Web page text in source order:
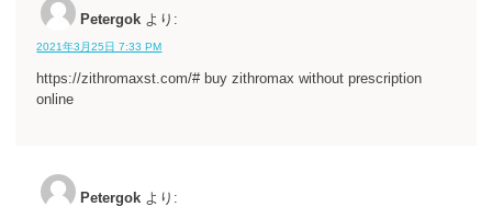
Petergok より:
2021年3月25日 7:33 PM
https://zithromaxst.com/# buy zithromax without prescription
online
Petergok より: